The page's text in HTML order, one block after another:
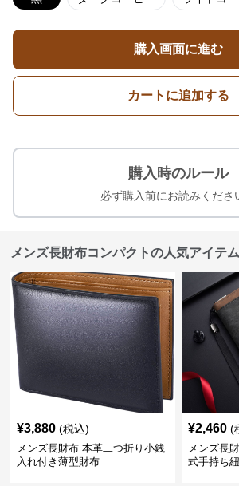
購入画面に進む
カートに追加する
購入時のルール
必ず購入前にお読みくださ
メンズ長財布コンパクトの人気アイテム
¥3,880 (税込)
メンズ長財布 本革二つ折り小銭
入れ付き薄型財布
¥2,460 (
メンズ長
式手持ち